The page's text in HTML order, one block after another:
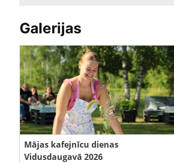
Galerijas
Mājas kafejnīcu dienas
Vidusdaugavā 2026